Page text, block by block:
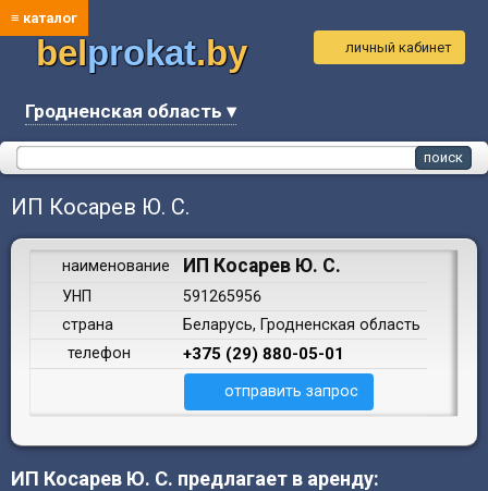
≡ каталог
belprokat.by
Гродненская область ▾
личный кабинет
ИП Косарев Ю. С.
наименование ИП Косарев Ю. С.
УНП
591265956
страна
Беларусь, Гродненская область
телефон
+375 (29) 880-05-01
отправить запрос
ИП Косарев Ю. С. предлагает в аренду: